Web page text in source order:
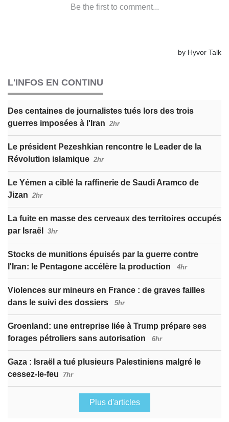
L'INFOS EN CONTINU
Des centaines de journalistes tués lors des trois
guerres imposées à l'Iran 2hr
Le président Pezeshkian rencontre le Leader de la
Révolution islamique 2hr
Le Yémen a ciblé la raffinerie de Saudi Aramco de
Jizan 2hr
La fuite en masse des cerveaux des territoires occupés
par Israël
3hr
Stocks de munitions épuisés par la guerre contre
l'Iran: le Pentagone accélère la production
4hr
Violences sur mineurs en France : de graves failles
dans le suivi des dossiers
5hr
Groenland: une entreprise liée à Trump prépare ses
forages pétroliers sans autorisation
6hr
Gaza : Israël a tué plusieurs Palestiniens malgré le
cessez-le-feu
7hr
Plus d'articles